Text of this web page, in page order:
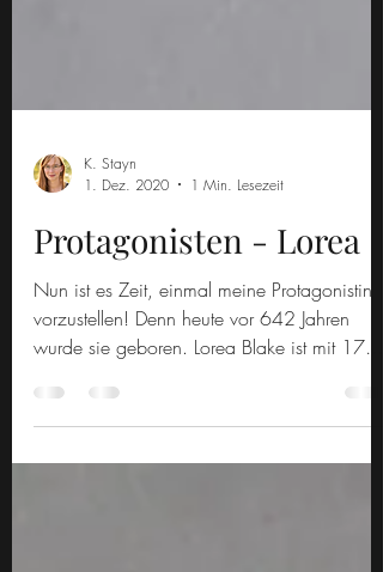
K. Stayn
1. Dez. 2020
1 Min. Lesezeit
Protagonisten - Lorea
Nun ist es Zeit, einmal meine Protagonistin
vorzustellen! Denn heute vor 642 Jahren